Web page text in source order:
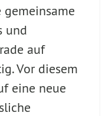
gemeinsame
und
auf
Vor diesem
eine neue